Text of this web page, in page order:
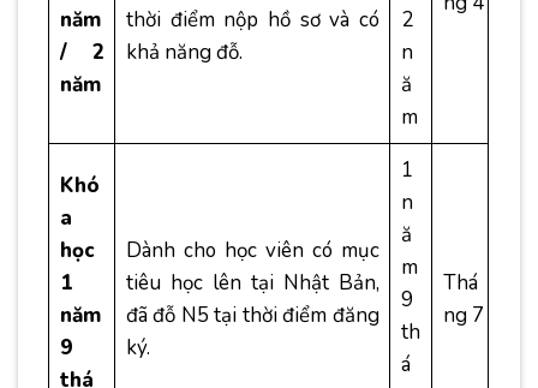
năm
/ 2
năm
thời điểm nộp hồ sơ và có
khả năng đỗ.
2
n
ă
m
Khó
a
học
1
năm
9
thá
Dành cho học viên có mục
tiêu học lên tại Nhật Bản,
đã đỗ N5 tại thời điểm đăng
ký.
1
n
ă
m
9
th
á
Thá
ng 7